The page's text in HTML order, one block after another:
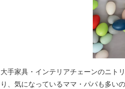
大手家具・インテリアチェーンのニト
り、気になっているママ・パパも多い